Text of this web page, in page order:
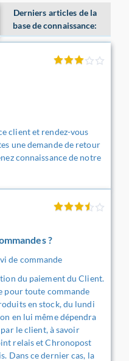
Derniers articles de la
base de connaissance:
client et rendez-vous
une demande de retour
connaissance de notre
?
de commande
du paiement du Client.
pour toute commande
en stock, du lundi
en lui même dépendra
le client, à savoir
relais et Chronopost
Dans ce dernier cas, la